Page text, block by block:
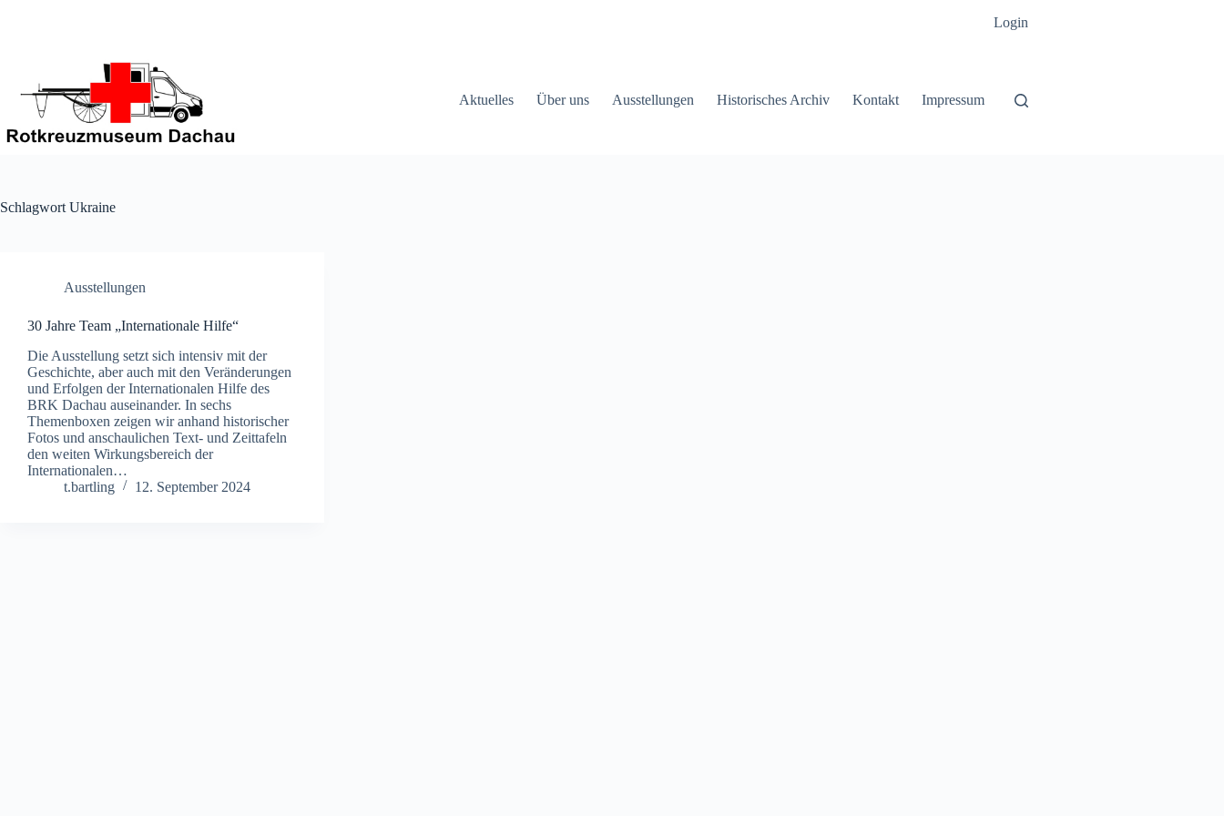
Login
Aktuelles Über uns Ausstellungen Historisches Archiv Kontakt Impressum
Schlagwort Ukraine
Ausstellungen
30 Jahre Team „Internationale Hilfe“
Die Ausstellung setzt sich intensiv mit der
Geschichte, aber auch mit den Veränderungen
und Erfolgen der Internationalen Hilfe des
BRK Dachau auseinander. In sechs
Themenboxen zeigen wir anhand historischer
Fotos und anschaulichen Text- und Zeittafeln
den weiten Wirkungsbereich der
Internationalen…
t.bartling
12. September 2024